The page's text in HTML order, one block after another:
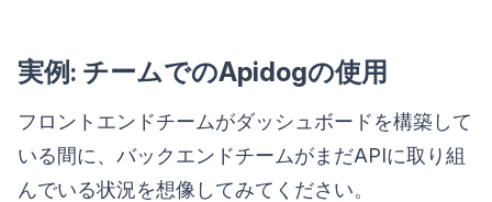
実例: チームでのApidogの使用
フロントエンドチームがダッシュボードを構築して
いる間に、バックエンドチームがまだAPIに取り組
んでいる状況を想像してみてください。